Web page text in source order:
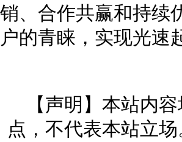
销、合作共赢和持续
户的青睐，实现光速
【声明】本站内
点，不代表本站立